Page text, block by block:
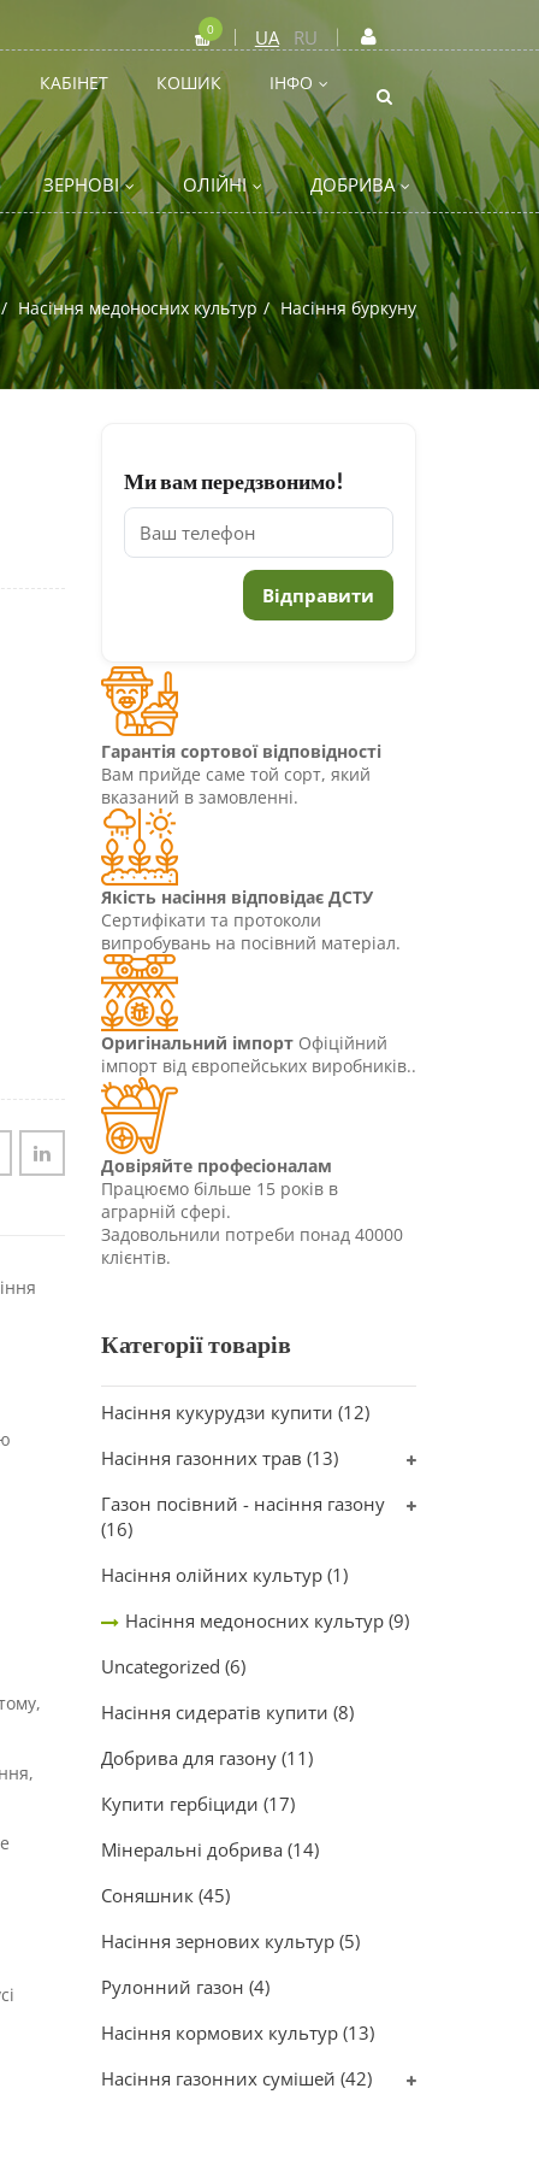
UA RU
0
КАБІНЕТ КОШИК ІНФО
ЗЕРНОВІ ОЛІЙНІ ДОБРИВА
Насіння медоносних культур Насіння буркуну
Ми вам передзвонимо!
Гарантія сортової відповідності
Вам прийде саме той сорт, який
вказаний в замовленні.
Якість насіння відповідає ДСТУ
Сертифікати та протоколи
випробувань на посівний матеріал.
Оригінальний імпорт Офіційний
імпорт від європейських виробників..
Довіряйте професіоналам
Працюємо більше 15 років в
аграрній сфері.
Задовольнили потреби понад 40000
клієнтів.
Категорії товарів
Насіння кукурудзи купити (12)
Насіння газонних трав (13)
Газон посівний - насіння газону
(16)
Насіння олійних культур (1)
Насіння медоносних культур (9)
Uncategorized (6)
Насіння сидератів купити (8)
Добрива для газону (11)
Купити гербіциди (17)
Мінеральні добрива (14)
Соняшник (45)
Насіння зернових культур (5)
Рулонний газон (4)
Насіння кормових культур (13)
Насіння газонних сумішей (42)